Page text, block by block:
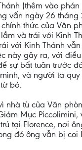
(thêm vào
vấn ngày 26 tháng
chính thức của Văn
và trái với Kinh
với Kinh Thánh
này gây ra, với
sự bất tuân trước
và người ta
bỏ.
tù của Văn
Mục
tại Florence, nơi
đó ông vẫn bị